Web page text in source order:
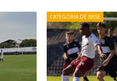
CATEGORIA DE BASE